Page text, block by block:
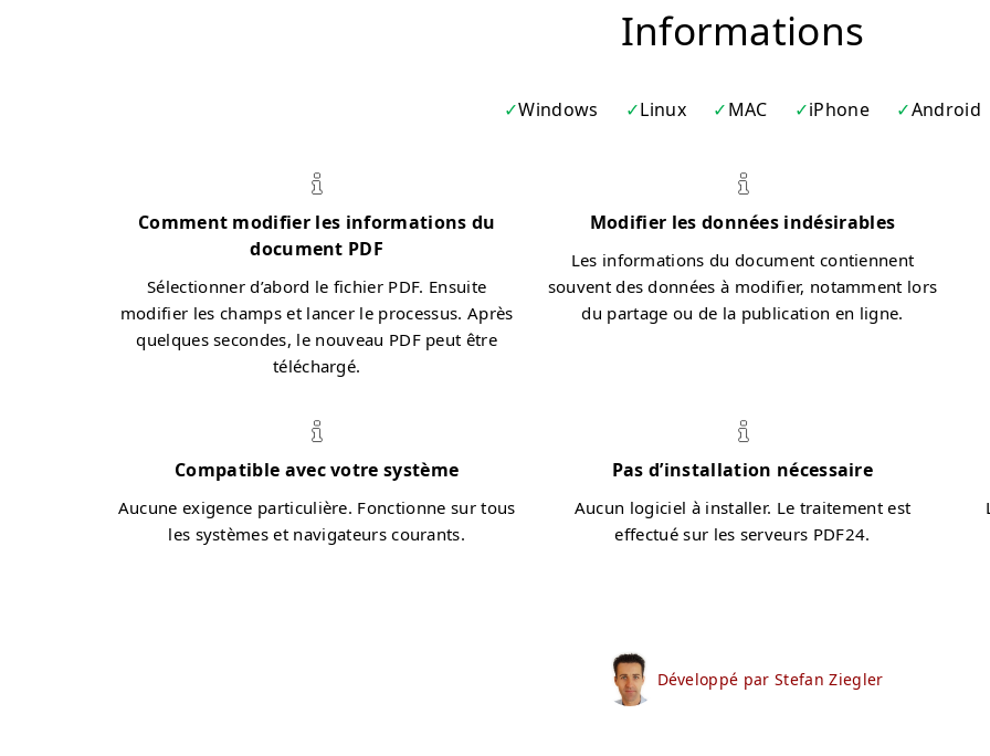
Informations
Windows Linux MAC iPhone Android
Comment modifier les informations du
document PDF
Sélectionner d’abord le fichier PDF. Ensuite
modifier les champs et lancer le processus. Après
quelques secondes, le nouveau PDF peut être
téléchargé.
Modifier les données indésirables
Les informations du document contiennent
souvent des données à modifier, notamment lors
du partage ou de la publication en ligne.
Compatible avec votre système
Aucune exigence particulière. Fonctionne sur tous
les systèmes et navigateurs courants.
Pas d’installation nécessaire
Aucun logiciel à installer. Le traitement est
effectué sur les serveurs PDF24.
Développé par Stefan Ziegler